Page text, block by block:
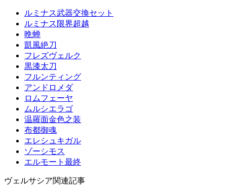
ルミナス武器交換セット
ルミナス限界超越
晩蝉
凱風絶刀
フレズヴェルク
黒漆太刀
フルンティング
アンドロメダ
ロムフェーヤ
ムルシエラゴ
温羅面金色之装
布都御魂
エレシュキガル
ゾーシモス
エルモート最終
ヴェルサシア関連記事